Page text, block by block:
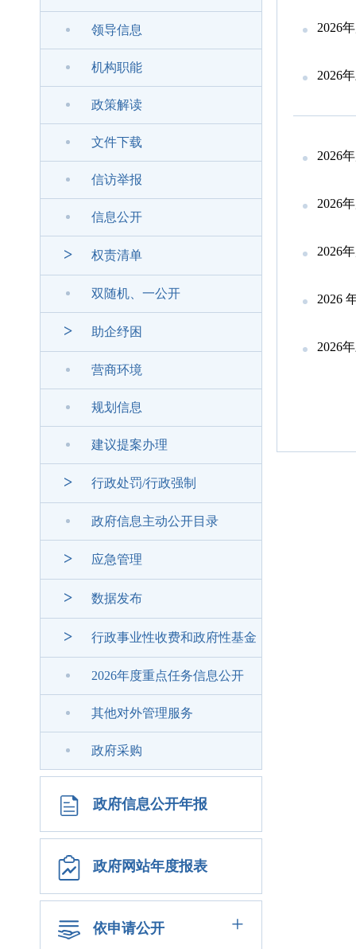
领导信息
机构职能
政策解读
文件下载
信访举报
信息公开
> 权责清单
双随机、一公开
> 助企纾困
营商环境
规划信息
建议提案办理
> 行政处罚/行政强制
政府信息主动公开目录
> 应急管理
> 数据发布
> 行政事业性收费和政府性基金
2026年度重点任务信息公开
其他对外管理服务
政府采购
政府信息公开年报
政府网站年度报表
依申请公开 +
2026
2026
2026
2026
2026
2026
2026